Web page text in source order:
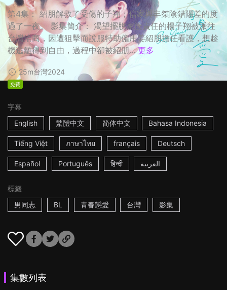
第4集： 紹朋解救了受傷的子翔；信家與丰桀陰錯陽差的度
過了一夜。 影集簡介： 渴望擺脫家族責任的楊子翔被派往
台灣洽商，因遭狙擊而說服特助僱用姜紹朋擔任看護，想趁
機逃離得到自由，過程中卻被紹朋... 更多
25m台灣2024
免費
字幕
English
繁體中文 简体中文 Bahasa Indonesia
Tiếng Việt ภาษาไทย français Deutsch
Español Português हिन्दी العربية
標籤
男同志
BL 青春戀愛 台灣 影集
集數列表